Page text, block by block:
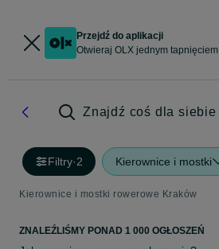
Przejdź do aplikacji
Otwieraj OLX jednym tapnięciem
Znajdź coś dla siebie
Filtry·2 Kierownice i mostki
Kierownice i mostki rowerowe Kraków
ZNALEŹLIŚMY PONAD 1 000 OGŁOSZEŃ